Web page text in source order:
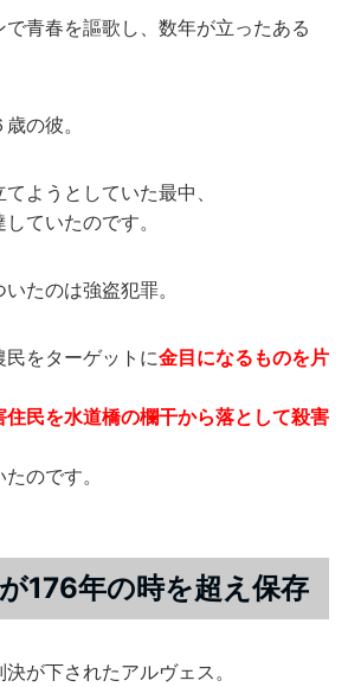
青春を謳歌し、数年が立ったある
の彼。
ようとしていた最中、
ていたのです。
たのは強盗犯罪。
をターゲットに金目になるものを片
住民を水道橋の欄干から落として殺害
のです。
176年の時を超え保存
が下されたアルヴェス。